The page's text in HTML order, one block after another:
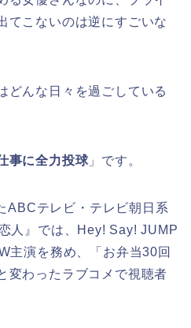
てこないのは逆にすごいな
どんな日々を過ごしている
事に全力投球」です。
ABCテレビ・テレビ朝日系
人』では、Hey! Say! JUMP
主演を務め、「お弁当30回
変わったラブコメで視聴者